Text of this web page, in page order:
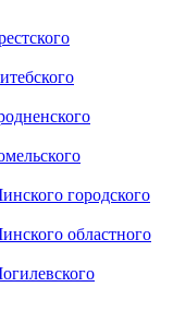
городского
областного